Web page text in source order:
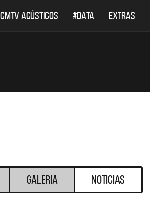
CMTV ACÚSTICOS #DATA EXTRAS
Galeria Noticias
DESTACADOS